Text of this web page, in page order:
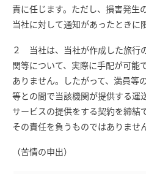
責に任じます。ただし、損害発生
当社に対して通知があったときに
２ 当社は、当社が作成した旅行
関等について、実際に手配が可能
ありません。したがって、満員等
等との間で当該機関が提供する運
サービスの提供をする契約を締結
その責任を負うものではありません
（苦情の申出）